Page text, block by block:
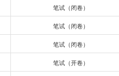
笔试（闭卷）
笔试（闭卷）
笔试（闭卷）
笔试（开卷）